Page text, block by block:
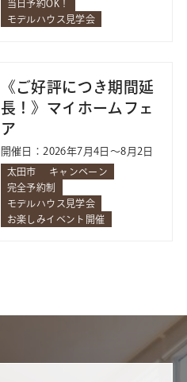
当日予約OK！
モデルハウス見学会
《ご好評につき期間延
長！》マイホームフェ
ア
開催日：2026年7月4日～8月2日
太田市
キャンペーン
完全予約制
モデルハウス見学会
お楽しみイベント開催